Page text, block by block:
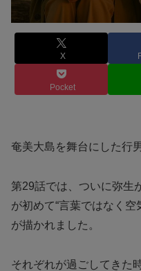
X
Pocket
奄美大島を舞台にした行
第29話では、ついに弥生
が初めて“言葉ではなく
が描かれました。
それぞれが過ごしてきた